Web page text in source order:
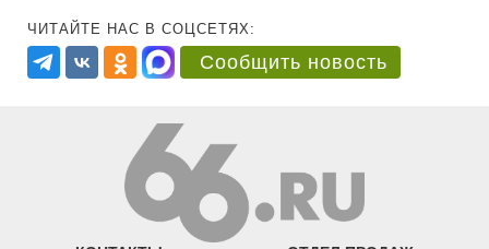
ЧИТАЙТЕ НАС В СОЦСЕТЯХ:
Сообщить новость